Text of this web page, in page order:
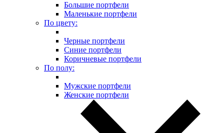
Большие портфели
Маленькие портфели
По цвету:
Черные портфели
Синие портфели
Коричневые портфели
По полу:
Мужские портфели
Женские портфели